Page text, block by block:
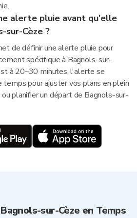
alerte pluie avant qu'elle
sur-Cèze ?
de définir une alerte pluie pour
spécifique à Bagnols-sur-
à 20–30 minutes, l'alerte se
pour ajuster vos plans en plein
planifier un départ de Bagnols-sur-
sur-Cèze en Temps